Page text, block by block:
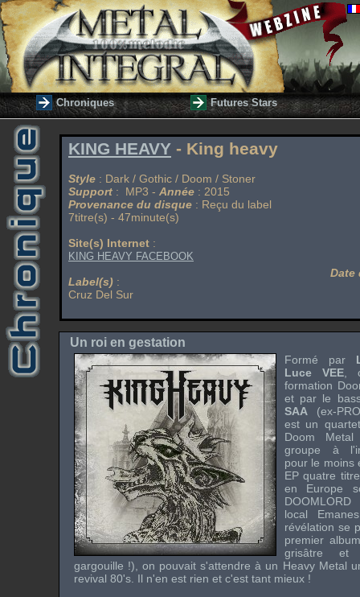
Chroniques Futures Stars
KING HEAVY - King heavy
Style : Dark / Gothic / Doom / Stoner
Support : MP3 - Année : 2015
Provenance du disque : Reçu du label
7titre(s) - 47minute(s)
Site(s) Internet :
KING HEAVY FACEBOOK
Label(s) :
Cruz Del Sur
Date
Un roi en gestation
Formé par
Luce VEE ,
formation
et par le
SAA (ex-
est un
Doom Metal
groupe à
pour le moins
EP quatre
en Europe
DOOMLORD
local
révélation se
premier
grisâtre et
gargouille !), on pouvait s'attendre à un Heavy Metal
revival 80's. Il n'en est rien et c'est tant mieux !